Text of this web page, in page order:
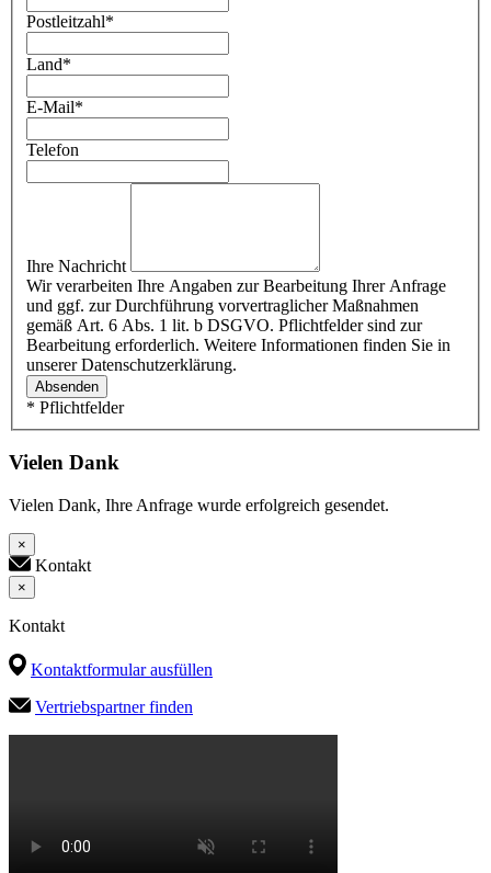
Postleitzahl*
Land*
E-Mail*
Telefon
Ihre Nachricht
Wir verarbeiten Ihre Angaben zur Bearbeitung Ihrer Anfrage
und ggf. zur Durchführung vorvertraglicher Maßnahmen
gemäß Art. 6 Abs. 1 lit. b DSGVO. Pflichtfelder sind zur
Bearbeitung erforderlich. Weitere Informationen finden Sie in
unserer Datenschutzerklärung.
Absenden
* Pflichtfelder
Vielen Dank
Vielen Dank, Ihre Anfrage wurde erfolgreich gesendet.
×
Kontakt
×
Kontakt
Kontaktformular ausfüllen
Vertriebspartner finden